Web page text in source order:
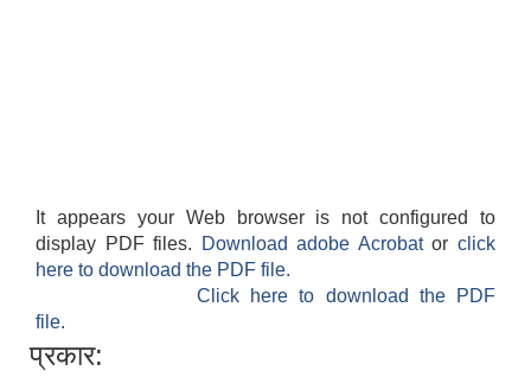
It appears your Web browser is not configured to
display PDF files.
Download adobe Acrobatorclick
here to download the PDF file.
Click here to download the PDF
file.
प्रकार: